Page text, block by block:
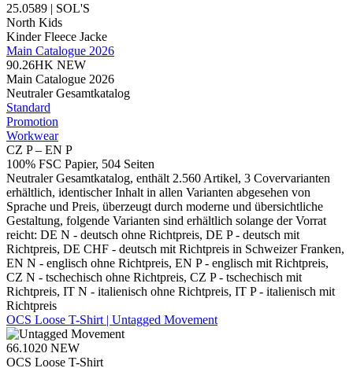
25.0589 | SOL'S
North Kids
Kinder Fleece Jacke
Main Catalogue 2026
90.26HK NEW
Main Catalogue 2026
Neutraler Gesamtkatalog
Standard
Promotion
Workwear
CZ P – EN P
100% FSC Papier, 504 Seiten
Neutraler Gesamtkatalog, enthält 2.560 Artikel, 3 Covervarianten
erhältlich, identischer Inhalt in allen Varianten abgesehen von
Sprache und Preis, überzeugt durch moderne und übersichtliche
Gestaltung, folgende Varianten sind erhältlich solange der Vorrat
reicht: DE N - deutsch ohne Richtpreis, DE P - deutsch mit
Richtpreis, DE CHF - deutsch mit Richtpreis in Schweizer Franken,
EN N - englisch ohne Richtpreis, EN P - englisch mit Richtpreis,
CZ N - tschechisch ohne Richtpreis, CZ P - tschechisch mit
Richtpreis, IT N - italienisch ohne Richtpreis, IT P - italienisch mit
Richtpreis
OCS Loose T-Shirt | Untagged Movement
66.1020 NEW
OCS Loose T-Shirt